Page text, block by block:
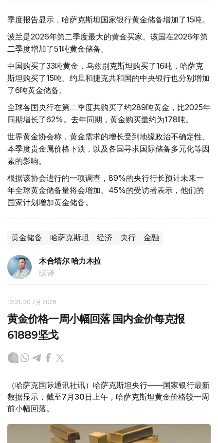
季度报告显示，哈萨克斯坦国家银行黄金储备增加了15吨。
波兰是2026年第二季度最大的黄金买家。该国在2026年第
二季度增加了51吨黄金储备。
中国购买了33吨黄金，乌兹别克斯坦购买了16吨，哈萨克
斯坦购买了15吨。约旦和捷克共和国的中央银行也分别增加
了6吨黄金储备。
全球各国央行在第二季度共购买了约289吨黄金，比2025年
同期增长了62%。去年同期，黄金购买量约为178吨。
世界黄金协会称，黄金需求的增长受到地缘政治不确定性、
本季度贵金属价格下跌，以及各国寻求国际储备多元化等因
素的影响。
根据该协会进行的一项调查，89%的央行行长预计未来一
年全球黄金储备量将会增加。45%的受访者表示，他们的
国家计划增加黄金储备。
黄金储备 哈萨克斯坦 经济 央行 金融
木合塔尔 哈力木拉
编译
12:31, 30 7月 2026
黄金价格一周小幅回落 国内金价每克报
61889坚戈
（哈萨克国际通讯社讯）哈萨克斯坦央行——国家银行最新
数据显示，截至7月30日上午，哈萨克斯坦黄金价格较一周
前小幅回落。